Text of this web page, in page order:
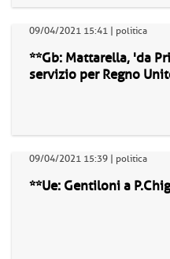
09/04/2021 15:41 | politica
**Gb: Mattarella, 'da
servizio per Regno
09/04/2021 15:39 | politica
**Ue: Gentiloni a